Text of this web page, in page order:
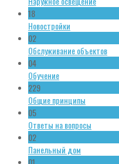
18
Новостройки
02
Обслуживание объектов
04
Обучение
229
Общие принципы
05
Ответы на вопросы
02
Панельный дом